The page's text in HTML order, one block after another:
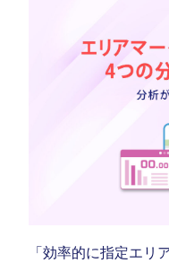
「効率的に指定エリ